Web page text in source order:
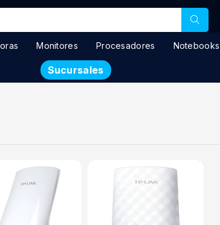
Monitores Procesadores Notebooks
Sucursales